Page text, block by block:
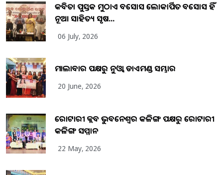
କବିତା ପୁସ୍ତକ ମୁଠାଏ ଅବସୋସ ଲୋକାର୍ପିତ ଅବସୋସ ହିଁ
ନୂଆ ସାହିତ୍ୟ ସୃଷ...
06 July, 2026
ମାଲାବାର ପକ୍ଷରୁ ନୁଓ୍ବା ଡାଏମଣ୍ଡ ସମ୍ଭାର
20 June, 2026
ରୋଟାରୀ କ୍ଲବ ଭୁବନେଶ୍ୱର କଳିଙ୍ଗ ପକ୍ଷରୁ ରୋଟାରୀ
କଳିଙ୍ଗ ସମ୍ମାନ
22 May, 2026